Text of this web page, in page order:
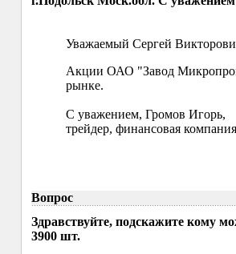
Уважаемый Сергей
Акции ОАО "Завод
рынке.
С уважением, Громов Игорь,
трейдер, финансовая
Вопрос
Здравствуйте, подскажите кому
3900 шт.